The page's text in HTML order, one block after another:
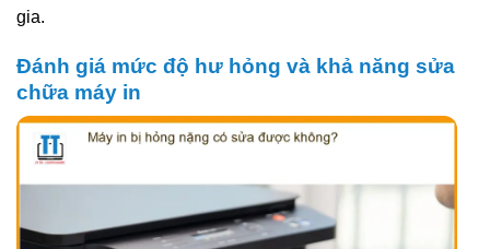
gia.
Đánh giá mức độ hư hỏng và khả năng sửa
chữa máy in